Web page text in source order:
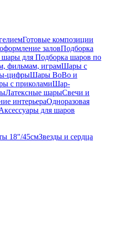
Готовые композиции
заловПодборка
шары для Подборка шаров по
фильмам, играмШары с
цифрыШары BoBo и
с приколамиШар-
Латексные шарыСвечи и
интерьераОдноразовая
для шаров
18"/45смЗвезды и сердца